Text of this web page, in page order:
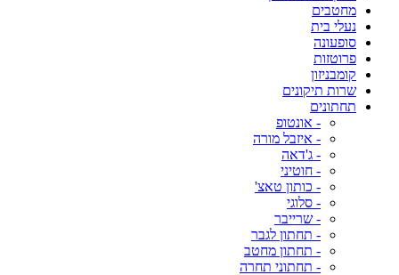
מחטבים
נעלי בית
סופעונה
פרוטזות
קומבניזון
שרות תיקונים
תחתונים
- אונטופ
- איזבל מורה
- ג'דאה
- חוטיני
- כותון טאצ'
- סלוגי
- שרייבר
- תחתון לגבר
- תחתון מחטב
- תחתוני תחרה